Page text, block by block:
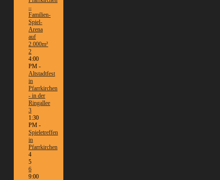
–
Familien-
Spiel-
Arena
auf
2.000m²
2
4:00
PM -
Altstadtfest
in
Pfarrkirchen
- in der
Ringallee
3
1:30
PM -
Spieletreffen
in
Pfarrkirchen
4
5
6
9:00